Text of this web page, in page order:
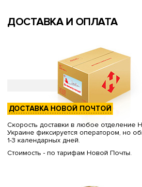
ДОСТАВКА И ОПЛАТА
ДОСТАВКА НОВОЙ ПОЧТОЙ
Скорость доставки в любое отделение
Украине фиксируется оператором, но
1-3 календарных дней.
Стоимость - по тарифам Новой Почты.